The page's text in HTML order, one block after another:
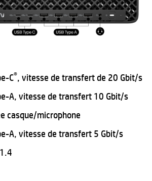
C®, vitesse de transfert de 20 Gbit/s
A, vitesse de transfert 10 Gbit/s
casque/microphone
A, vitesse de transfert 5 Gbit/s
1.4